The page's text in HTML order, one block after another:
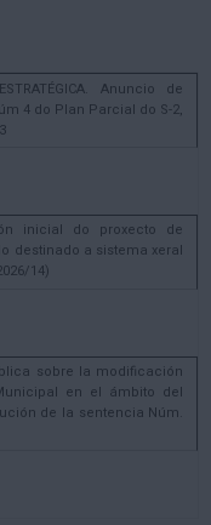
Anuncio de
4 do Plan Parcial do S-2,
inicial do proxecto de
destinado a sistema xeral
14)
sobre la modificación
en el ámbito del
de la sentencia Núm.